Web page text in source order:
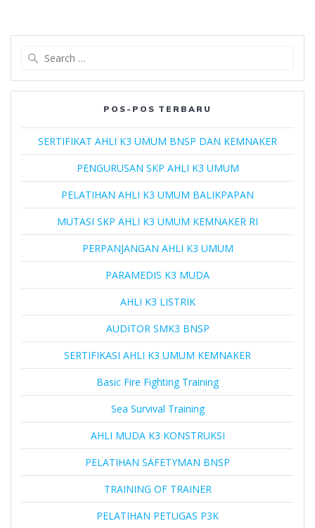
POS-POS TERBARU
SERTIFIKAT AHLI K3 UMUM BNSP DAN KEMNAKER
PENGURUSAN SKP AHLI K3 UMUM
PELATIHAN AHLI K3 UMUM BALIKPAPAN
MUTASI SKP AHLI K3 UMUM KEMNAKER RI
PERPANJANGAN AHLI K3 UMUM
PARAMEDIS K3 MUDA
AHLI K3 LISTRIK
AUDITOR SMK3 BNSP
SERTIFIKASI AHLI K3 UMUM KEMNAKER
Basic Fire Fighting Training
Sea Survival Training
AHLI MUDA K3 KONSTRUKSI
PELATIHAN SAFETYMAN BNSP
TRAINING OF TRAINER
PELATIHAN PETUGAS P3K